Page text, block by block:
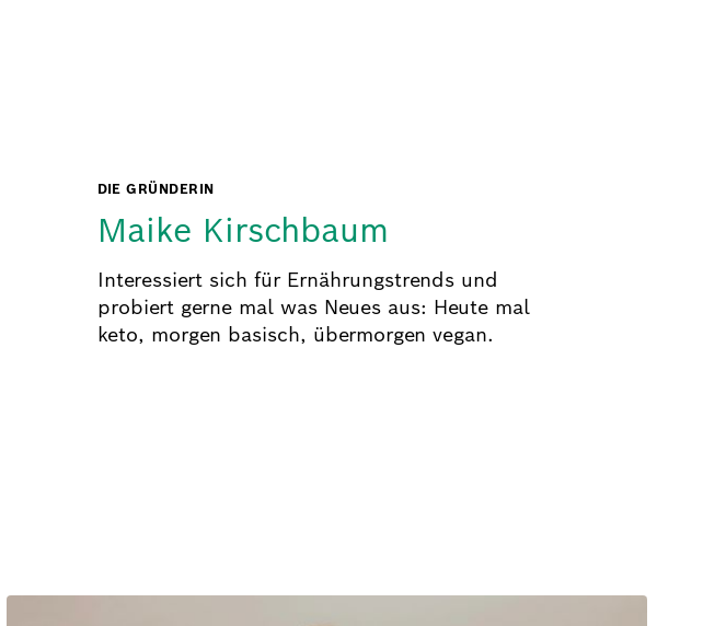
DIE GRÜNDERIN
Maike Kirschbaum
Interessiert sich für Ernährungstrends und
probiert gerne mal was Neues aus: Heute mal
keto, morgen basisch, übermorgen vegan.